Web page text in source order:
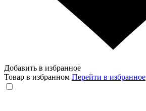
Добавить в избранное
Товар в избранном Перейти в избранное